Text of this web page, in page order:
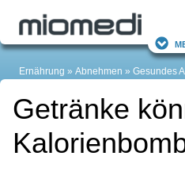
Ernährung Abnehmen Gesundes
Getränke